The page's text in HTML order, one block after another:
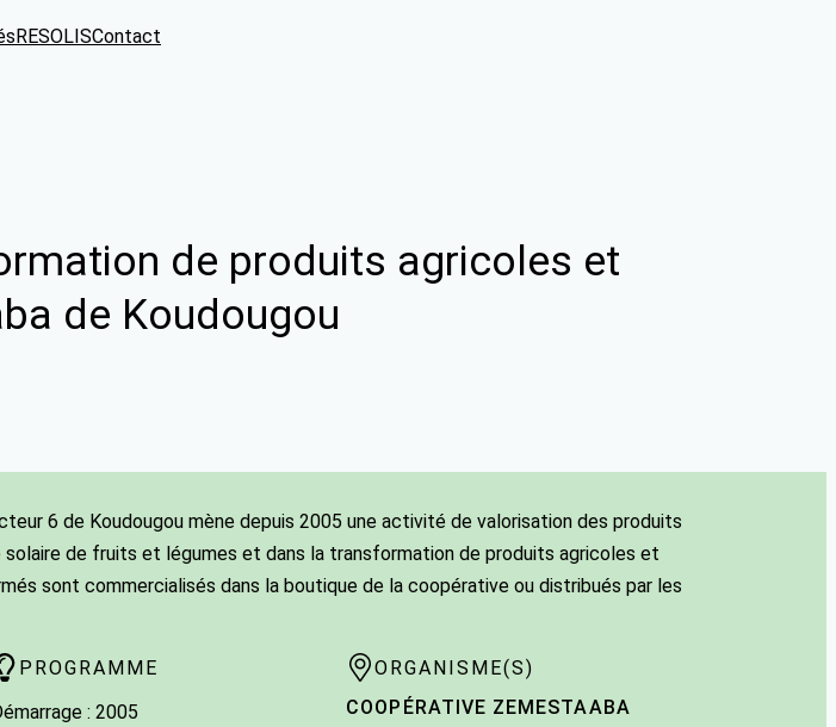
RESOLISContact
de produits agricoles et
de Koudougou
6 de Koudougou mène depuis 2005 une activité de valorisation des produits
solaire de fruits et légumes et dans la transformation de produits agricoles et
sont commercialisés dans la boutique de la coopérative ou distribués par les
PROGRAMME
: 2005
ORGANISME(S)
COOPÉRATIVE ZEMESTAABA